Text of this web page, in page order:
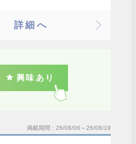
詳細へ
興味あり
掲載期間 26/08/06～26/08/19